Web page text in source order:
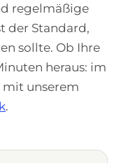
regelmäßige
der Standard,
sollte. Ob Ihre
heraus: im
mit unserem
.